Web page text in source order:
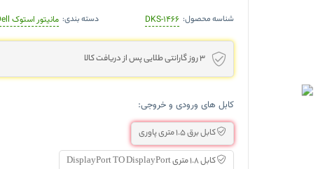
شناسه محصول: DKS-1466 دسته بندی: مانیتور استوک Dell
3 روز گارانتی طلایی پس از دریافت کالا
کابل های ورودی و خروجی:
کابل برق 1.5 متری پاوری
کابل 1.8 متری DisplayPort TO DisplayPort